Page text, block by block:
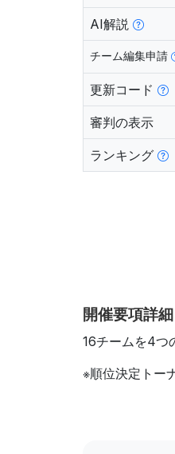
AI解説
チーム編集申請
更新コード
審判の表示
ランキング
開催要項詳細
16チームを4つ
※順位決定トー